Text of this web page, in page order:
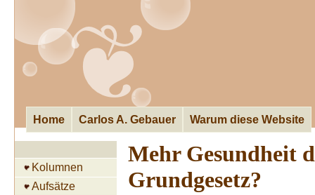
Home Carlos A. Gebauer Warum diese Website
Kolumnen
Aufsätze
Mehr Gesundheit
Grundgesetz?